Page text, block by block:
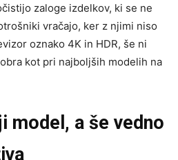
zaloge izdelkov, ki se ne
vračajo, ker z njimi niso
oznako 4K in HDR, še ni
kot pri najboljših modelih na
model, a še vedno